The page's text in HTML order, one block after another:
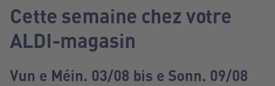
Cette semaine chez votre
ALDI-magasin
Vun e Méin. 03/08 bis e Sonn. 09/08